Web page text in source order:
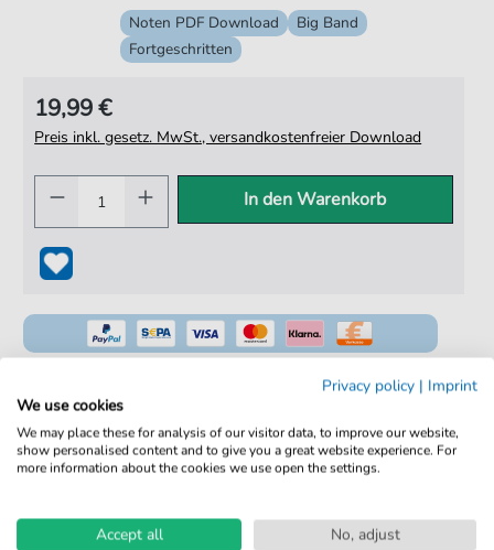
Noten PDF Download
Big Band
Fortgeschritten
19,99 €
Preis inkl. gesetz. MwSt., versandkostenfreier Download
In den Warenkorb
100% Legal & Lizenziert
Von Musikern geprüft
Privacy policy | Imprint
We use cookies
We may place these for analysis of our visitor data, to improve our website,
show personalised content and to give you a great website experience. For
more information about the cookies we use open the settings.
Accept all
No, adjust